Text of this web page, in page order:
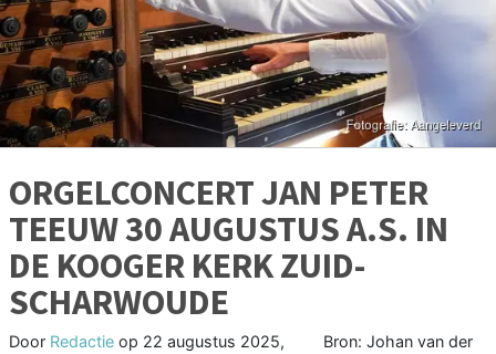
ORGELCONCERT JAN PETER
TEEUW 30 AUGUSTUS A.S. IN
DE KOOGER KERK ZUID-
SCHARWOUDE
Door Redactie op 22 augustus 2025,
Bron: Johan van der